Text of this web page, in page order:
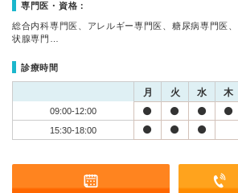
専門医・資格：
総合内科専門医、アレルギー専門医、糖尿病専門医
状腺専門…
診療時間
月 火 水 木
09:00-12:00
15:30-18:00